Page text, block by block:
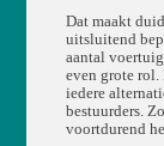
Dat maakt
uitsluitend
aantal
even grote rol.
iedere
bestuurders.
voortdurend